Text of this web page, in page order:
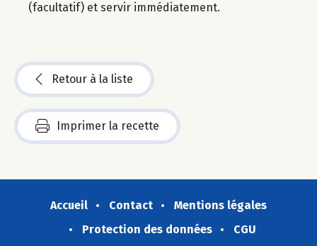
(facultatif) et servir immédiatement.
Retour à la liste
Imprimer la recette
Accueil Contact
Mentions légales
Protection des données
CGU